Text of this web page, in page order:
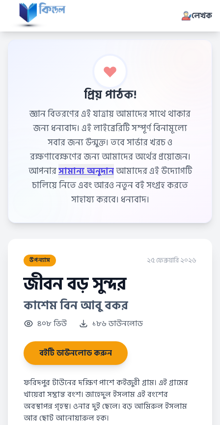
লেখক
প্রিয় পাঠক!
জ্ঞান বিতরণের এই যাত্রায় আমাদের সাথে থাকার
জন্য ধন্যবাদ। এই লাইব্রেরিটি সম্পূর্ণ বিনামূল্যে
সবার জন্য উন্মুক্ত। তবে সার্ভার খরচ ও
রক্ষণাবেক্ষণের জন্য আমাদের অর্থের প্রয়োজন।
আপনার
সামান্য অনুদানআমাদের এই উদ্যোগটি
চালিয়ে নিতে এবং আরও নতুন বই সংগ্রহ করতে
সাহায্য করবে। ধন্যবাদ।
উপন্যাস ২৫ ফেব্রুয়ারি ২০২৬
জীবন বড় সুন্দর
কাশেম বিন আবু বকর
৪০৮ ভিউ ১৮৬ ডাউনলোড
বইটি ডাউনলোড করুন
ফরিদপুর টাউনের দক্ষিণ পাশে কইজুরী গ্রাম। এই গ্রামের
খায়েরা সম্ভ্রান্ত বংশ। জাহেদুল ইসলাম এই বংশের
অবস্থাপন্ন গৃহস্থ। ওনার দুই ছেলে। বড় আমিরুল ইসলাম
আর ছোট আনোয়ারুল হক।